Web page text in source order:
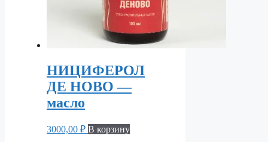
НИЦИФЕРОЛ
ДЕ НОВО —
масло
3000,00 ₽ В корзину